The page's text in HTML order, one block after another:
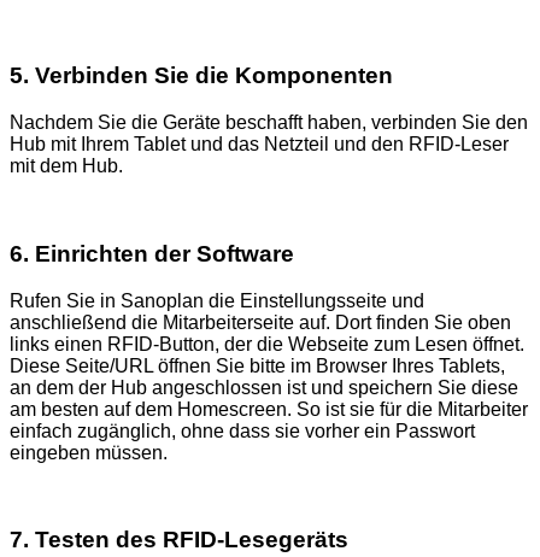
5. Verbinden Sie die Komponenten
Nachdem Sie die Geräte beschafft haben, verbinden Sie den
Hub mit Ihrem Tablet und das Netzteil und den RFID-Leser
mit dem Hub.
6. Einrichten der Software
Rufen Sie in Sanoplan die Einstellungsseite und
anschließend die Mitarbeiterseite auf. Dort finden Sie oben
links einen RFID-Button, der die Webseite zum Lesen öffnet.
Diese Seite/URL öffnen Sie bitte im Browser Ihres Tablets,
an dem der Hub angeschlossen ist und speichern Sie diese
am besten auf dem Homescreen. So ist sie für die Mitarbeiter
einfach zugänglich, ohne dass sie vorher ein Passwort
eingeben müssen.
7. Testen des RFID-Lesegeräts